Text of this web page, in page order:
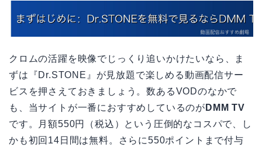
クロムの活躍を映像でじっくり追いかけたいなら、ま
ずは『Dr.STONE』が見放題で楽しめる動画配信サー
ビスを押さえておきましょう。数あるVODのなかで
も、当サイトが一番におすすめしているのが DMM TV
です。月額550円（税込）という圧倒的なコスパで、し
かも初回14日間は無料。さらに550ポイントまで付与